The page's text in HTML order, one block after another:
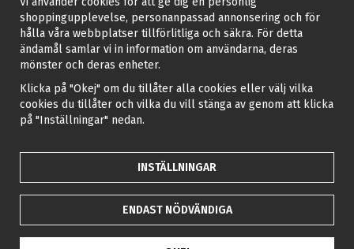
shoppingupplevelse, personanpassad annonsering och för
hålla våra webbplatser tillförlitliga och säkra. För detta
ändamål samlar vi in information om användarna, deras
mönster och deras enheter.
Klicka på "Okej" om du tillåter alla cookies eller välj vilka
cookies du tillåter och vilka du vill stänga av genom att klicka
på "Inställningar" nedan.
INSTÄLLNINGAR
ENDAST NÖDVÄNDIGA